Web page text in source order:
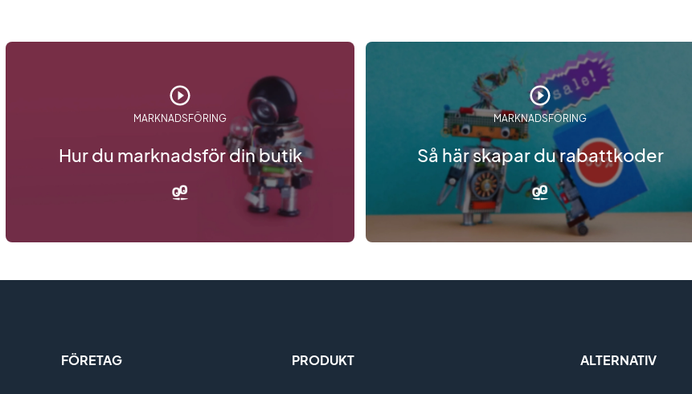
MARKNADSFÖRING
Hur du marknadsför din butik
MARKNADSFÖRING
Så här skapar du rabattkoder
FÖRETAG PRODUKT ALTERNATIV